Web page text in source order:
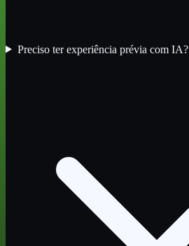
Preciso ter experiência prévia com IA?